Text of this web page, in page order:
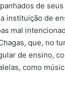
de
instituição de
mal
que, no
de ensino,
como